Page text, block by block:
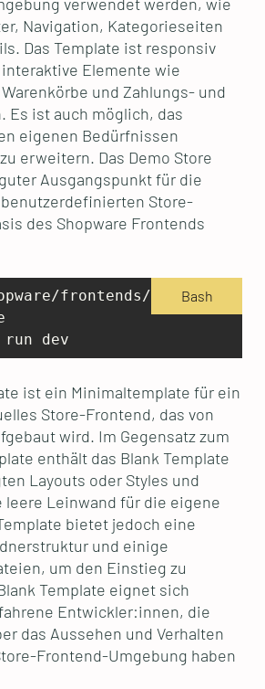
Navigation, Kategorieseiten
Das Template ist responsiv
Elemente wie
und Zahlungs- und
Es ist auch möglich, das
eigenen Bedürfnissen
erweitern. Das Demo Store
Ausgangspunkt für die
Store-
des Shopware Frontends
Bash
run dev
ist ein Minimaltemplate für ein
Store-Frontend, das von
wird. Im Gegensatz zum
enthält das Blank Template
Layouts oder Styles und
Leinwand für die eigene
bietet jedoch eine
und einige
um den Einstieg zu
Template eignet sich
Entwickler:innen, die
das Aussehen und Verhalten
Frontend-Umgebung haben